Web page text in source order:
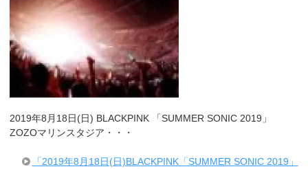
2019年8月18日(日) BLACKPINK 「SUMMER SONIC 2019」
ZOZOマリンスタジア・・・
「2019年8月18日(日)BLACKPINK「SUMMER SONIC 2019」